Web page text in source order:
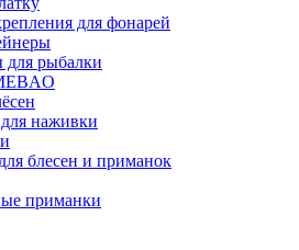
для фонарей
для рыбалки
наживки
блесен и приманок
приманки